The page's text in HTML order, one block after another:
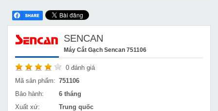
SENCAN
Máy Cắt Gạch Sencan 751106
0 đánh giá
Mã sản phẩm: 751106
Bảo hành:
6 tháng
Xuất xứ:
Trung quốc